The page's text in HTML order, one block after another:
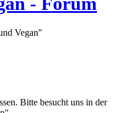
Vegan"
Bitte besucht uns in der